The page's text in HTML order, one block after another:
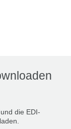
die EDI-